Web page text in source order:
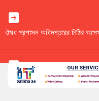
ঔষধ প্রশাসন অধিদপ্তরের চিঠির
বিশ্বে করোনা রোগী প্রায় সাড়ে ৫ কোটি